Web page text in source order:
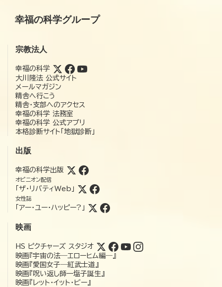
幸福の科学グループ
宗教法人
幸福の科学
大川隆法 公式サイト
メールマガジン
精舎へ行こう
精舎・支部へのアクセス
幸福の科学 法務室
幸福の科学 公式アプリ
本格診断サイト「地獄診断」
出版
幸福の科学出版
オピニオン配信
「ザ・リバティWeb」
女性誌
「アー・ユー・ハッピー?」
映画
HS ピクチャーズ スタジオ
映画『宇宙の法―エローヒム編―』
映画『愛国女子―紅武士道』
映画『呪い返し師—塩子誕生』
映画『レット・イット・ビー』